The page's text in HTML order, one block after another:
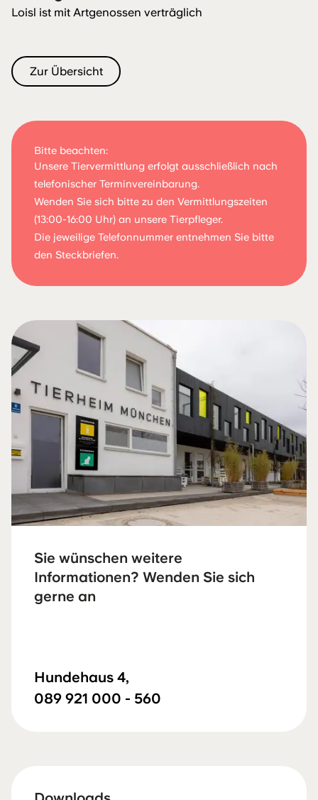
Loisl ist mit Artgenossen verträglich
Zur Übersicht
Bitte beachten:
Unsere Tiervermittlung erfolgt ausschließlich nach
telefonischer Terminvereinbarung.
Wenden Sie sich bitte zu den Vermittlungszeiten
(13:00-16:00 Uhr) an unsere Tierpfleger.
Die jeweilige Telefonnummer entnehmen Sie bitte
den Steckbriefen.
Sie wünschen weitere
Informationen? Wenden Sie sich
gerne an
Hundehaus 4,
089 921 000 - 560